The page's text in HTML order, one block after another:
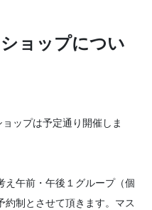
ョップについ
ップは予定通り開催しま
え午前・午後１グループ（個
約制とさせて頂きます。マス